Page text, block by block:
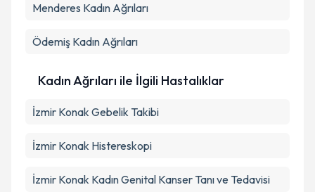
Menderes Kadın Ağrıları
Ödemiş Kadın Ağrıları
Kadın Ağrıları ile İlgili Hastalıklar
İzmir Konak Gebelik Takibi
İzmir Konak Histereskopi
İzmir Konak Kadın Genital Kanser Tanı ve Tedavisi